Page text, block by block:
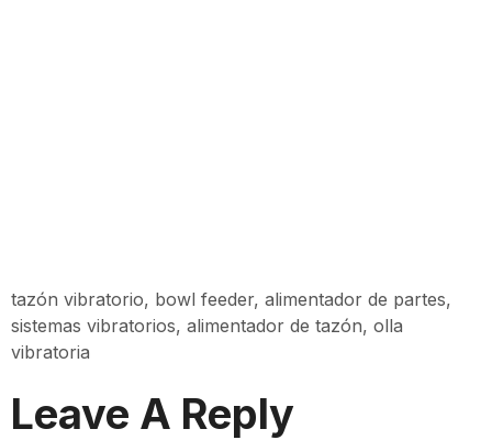
tazón vibratorio, bowl feeder, alimentador de partes,
sistemas vibratorios, alimentador de tazón, olla
vibratoria
Leave A Reply